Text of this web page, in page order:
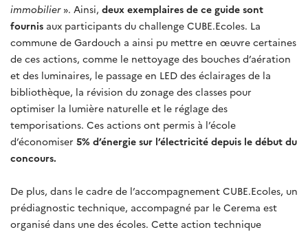
immobilier». Ainsi, deux exemplaires de ce guide sont
fournis aux participants du challenge CUBE.Ecoles. La
commune de Gardouch a ainsi pu mettre en œuvre certaines
de ces actions, comme le nettoyage des bouches d’aération
et des luminaires, le passage en LED des éclairages de la
bibliothèque, la révision du zonage des classes pour
optimiser la lumière naturelle et le réglage des
temporisations. Ces actions ont permis à l’école
d’économiser 5% d’énergie sur l’électricité depuis le début du
concours.
De plus, dans le cadre de l’accompagnement CUBE.Ecoles, un
prédiagnostic technique, accompagné par le Cerema est
organisé dans une des écoles. Cette action technique